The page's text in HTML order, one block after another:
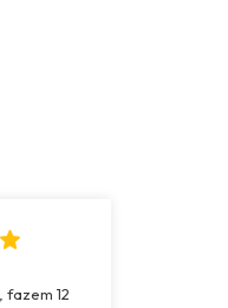
fazem 12